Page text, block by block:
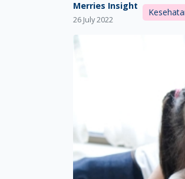
Merries Insight
26 July 2022